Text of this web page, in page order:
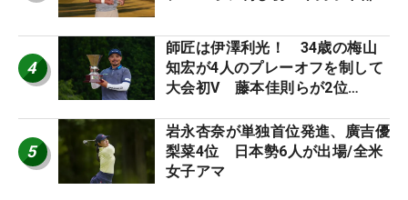
4
師匠は伊澤利光！ 34歳の梅山
知宏が4人のプレーオフを制して
大会初V 藤本佳則らが2位
5
岩永杏奈が単独首位発進、廣吉優
梨菜4位 日本勢6人が出場/全米
女子アマ